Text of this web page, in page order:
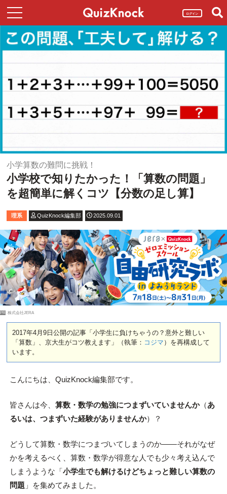
ログイン
小学算数の難問に挑戦！
小学校で知りたかった！「算数の問題」
を超簡単に解くコツ【分数の足し算】
理系 QuizKnock編集部 2025.09.01
PR 株式会社JERA
2017年4月9日公開の記事「小学生に負けちゃうの？意外と難しい
「算数」、京大生がコツ教えます」（執筆： コジマ ）を再構成して
います。
こんにちは、QuizKnock編集部です。
皆さんは今、 算数・数学の勉強につまずいていませんか（あ
るいは、つまずいた経験がありませんか）？
どうして算数・数学につまづいてしまうのか――それがなぜ
かを考えるべく、算数・数学が得意な人でも少々考え込んで
しまうような「小学生でも解けるけどちょっと難しい算数の
問題 」を集めてみました。